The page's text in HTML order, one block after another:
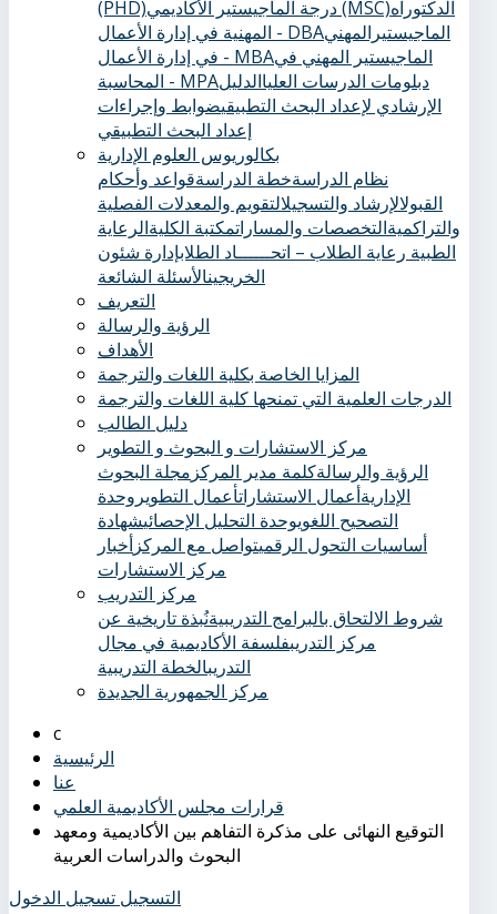
(PHD)
درجة الماجيستير الأكاديمي (MSC)الدكتوراه
المهنية في إدارة الأعمال - DBAالماجيستيرالمهني
في إدارة الأعمال - MBAالماجيستير المهني في
المحاسبة - MPA
دبلومات الدرسات العلياالدليل
الإرشادي لإعداد البحث التطبيقيضوابط وإجراءات
إعداد البحث التطبيقي
بكالوريوس العلوم الإدارية
نظام الدراسةخطة الدراسةقواعد وأحكام
القبولالإرشاد والتسجيلالتقويم والمعدلات الفصلية
والتراكميةالتخصصات والمساراتمكتبة الكليةالرعاية
الطبية ‏ رعاية الطلاب – اتحــــــاد الطلابإدارة شئون
الخريجينالأسئلة الشائعة
التعريف
الرؤية والرسالة
الأهداف
المزايا الخاصة بكلية اللغات والترجمة
الدرجات العلمية التي تمنحها كلية اللغات والترجمة
دليل الطالب
مركز الاستشارات و البحوث و التطوير
الرؤية والرسالةكلمة مدير المركز مجلة البحوث
الإداريةأعمال الاستشاراتأعمال التطوير وحدة
التصحيح اللغويوحدة التحليل الإحصائيشهادة
أساسيات التحول الرقميتواصل مع المركزأخبار
مركز الاستشارات
مركز التدريب
شروط الالتحاق بالبرامج التدريبيةنُبذة تاريخية عن
مركز التدريبفلسفة الأكاديمية في مجال
التدريبالخطة التدريبية
مركز الجمهورية الجديدة
الرئيسية
عنا
قرارات مجلس الأكاديمية العلمي
التوقيع النهائى على مذكرة التفاهم بين الأكاديمية ومعهد
البحوث والدراسات العربية
التسجيل تسجيل الدخول